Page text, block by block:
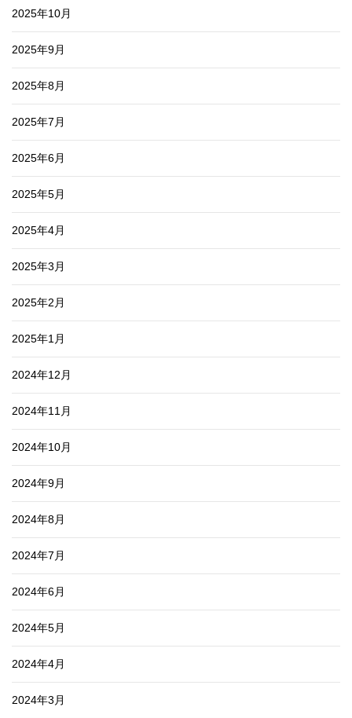
2025年10月
2025年9月
2025年8月
2025年7月
2025年6月
2025年5月
2025年4月
2025年3月
2025年2月
2025年1月
2024年12月
2024年11月
2024年10月
2024年9月
2024年8月
2024年7月
2024年6月
2024年5月
2024年4月
2024年3月